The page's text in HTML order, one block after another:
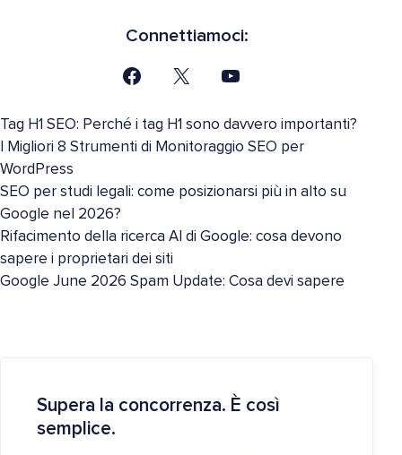
Connettiamoci:
Tag H1 SEO: Perché i tag H1 sono davvero importanti?
I Migliori 8 Strumenti di Monitoraggio SEO per
WordPress
SEO per studi legali: come posizionarsi più in alto su
Google nel 2026?
Rifacimento della ricerca AI di Google: cosa devono
sapere i proprietari dei siti
Google June 2026 Spam Update: Cosa devi sapere
Supera la concorrenza. È così
semplice.